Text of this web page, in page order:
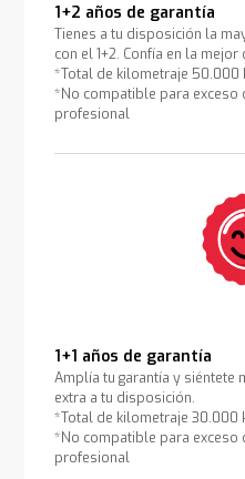
1+2 años de garantía
Tienes a tu disposición la
con el 1+2. Confía en la
*Total de kilometraje 50.000
*No compatible para exceso
profesional
1+1 años de garantía
Amplía tu garantía y siéntete
extra a tu disposición.
*Total de kilometraje 30.000
*No compatible para exceso
profesional